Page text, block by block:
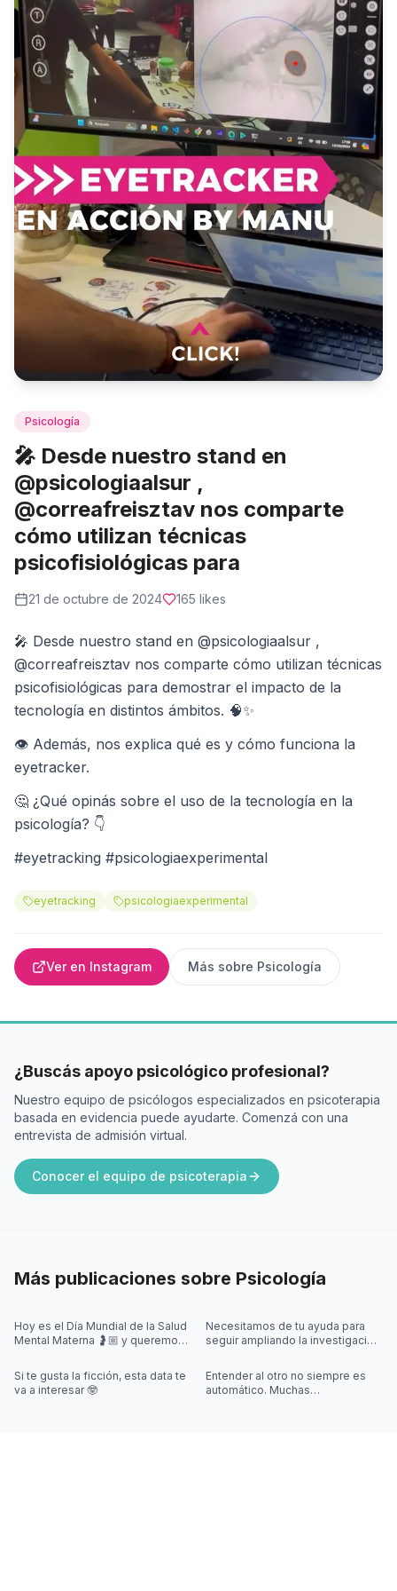
Psicología
🎤 Desde nuestro stand en
@psicologiaalsur ,
@correafreisztav nos comparte
cómo utilizan técnicas
psicofisiológicas para
21 de octubre de 2024 165 likes
🎤 Desde nuestro stand en @psicologiaalsur ,
@correafreisztav nos comparte cómo utilizan técnicas
psicofisiológicas para demostrar el impacto de la
tecnología en distintos ámbitos. 🧠✨
👁️ Además, nos explica qué es y cómo funciona la
eyetracker.
🤔 ¿Qué opinás sobre el uso de la tecnología en la
psicología? 👇
#eyetracking #psicologiaexperimental
eyetracking psicologiaexperimental
Ver en Instagram Más sobre Psicología
¿Buscás apoyo psicológico profesional?
Nuestro equipo de psicólogos especializados en psicoterapia
basada en evidencia puede ayudarte. Comenzá con una
entrevista de admisión virtual.
Conocer el equipo de psicoterapia
Más publicaciones sobre Psicología
Hoy es el Día Mundial de la Salud
Mental Materna 🤰🏼 y queremos
también pueden aparecer
Necesitamos de tu ayuda para
seguir ampliando la investigación
Si te gusta la ficción, esta data te
va a interesar 🤓
Entender al otro no siempre es
automático. Muchas